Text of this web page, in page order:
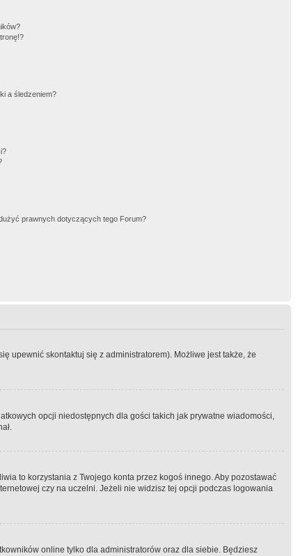
a śledzeniem?
prawnych dotyczących tego Forum?
upewnić skontaktuj się z administratorem). Możliwe jest także, że
opcji niedostępnych dla gości takich jak prywatne wiadomości,
to korzystania z Twojego konta przez kogoś innego. Aby pozostawać
czy na uczelni. Jeżeli nie widzisz tej opcji podczas logowania
online tylko dla administratorów oraz dla siebie. Będziesz